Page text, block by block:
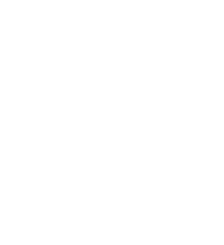
a vizsgálat segít